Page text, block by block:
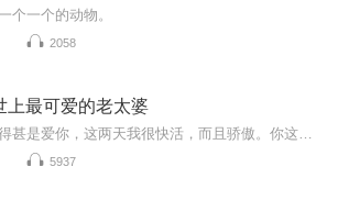
个一个的动物。
2058
上最可爱的老太婆
5937